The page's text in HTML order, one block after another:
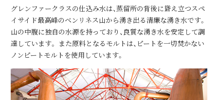
グレンファークラスの仕込み水は、蒸留所の背後に聳え立つスペ
イサイド最高峰のベンリネス山から湧き出る清廉な湧き水です。
山の中腹に独自の水源を持っており、良質な湧き水を安定して調
達しています。 また原料となるモルトは、ピートを一切焚かない
ノンピートモルトを使用しています。